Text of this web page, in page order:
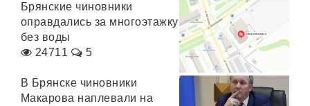
Брянские чиновники
оправдались за многоэтажку
без воды
24711
5
В Брянске чиновники
Макарова наплевали на